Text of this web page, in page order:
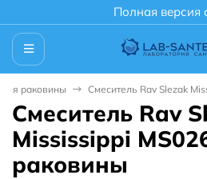
Полная версия
раковины Смеситель Rav Slezak
Смеситель Rav
Mississippi
раковины